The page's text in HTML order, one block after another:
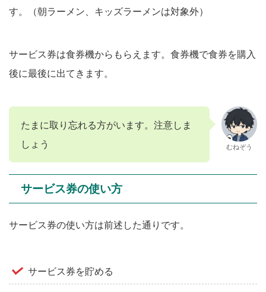
す。（朝ラーメン、キッズラーメンは対象外）
サービス券は食券機からもらえます。食券機で食券を購入
後に最後に出てきます。
たまに取り忘れる方がいます。注意しま
しょう
むねぞう
サービス券の使い方
サービス券の使い方は前述した通りです。
サービス券を貯める